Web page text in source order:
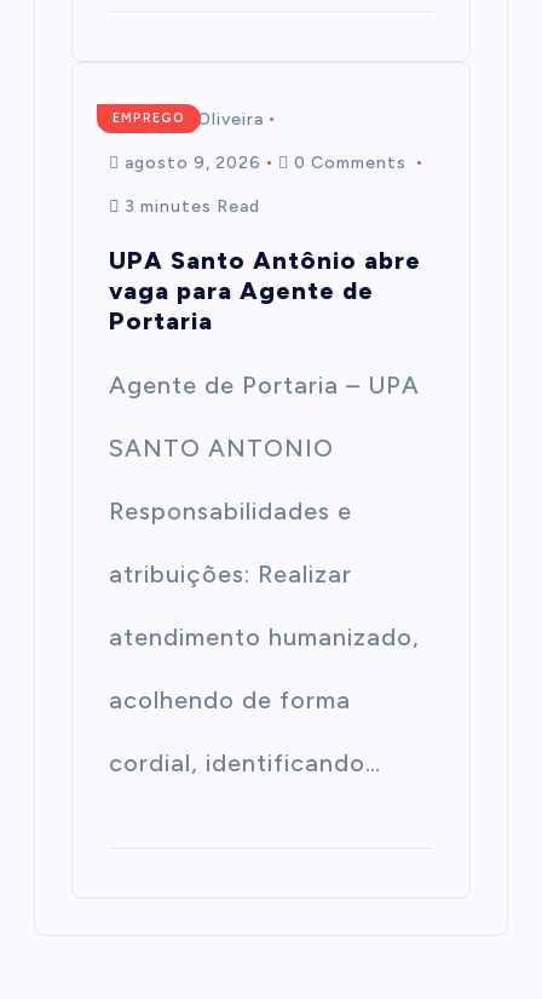
EMPREGO
Mairim de Oliveira
agosto 9, 2026 0 Comments
3 minutes Read
UPA Santo Antônio abre
vaga para Agente de
Portaria
Agente de Portaria – UPA
SANTO ANTONIO
Responsabilidades e
atribuições: Realizar
atendimento humanizado,
acolhendo de forma
cordial, identificando…